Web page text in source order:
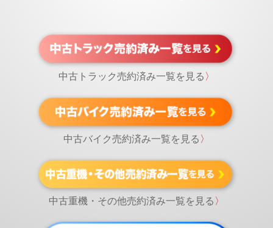
中古トラック売約済み一覧を見る 〉
中古バイク売約済み一覧を見る 〉
中古重機・その他売約済み一覧を見る 〉